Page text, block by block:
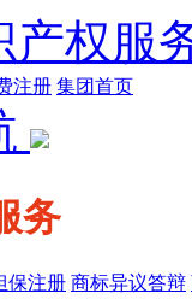
产权服
注册 集团首页
务
保注册 商标异议答辩